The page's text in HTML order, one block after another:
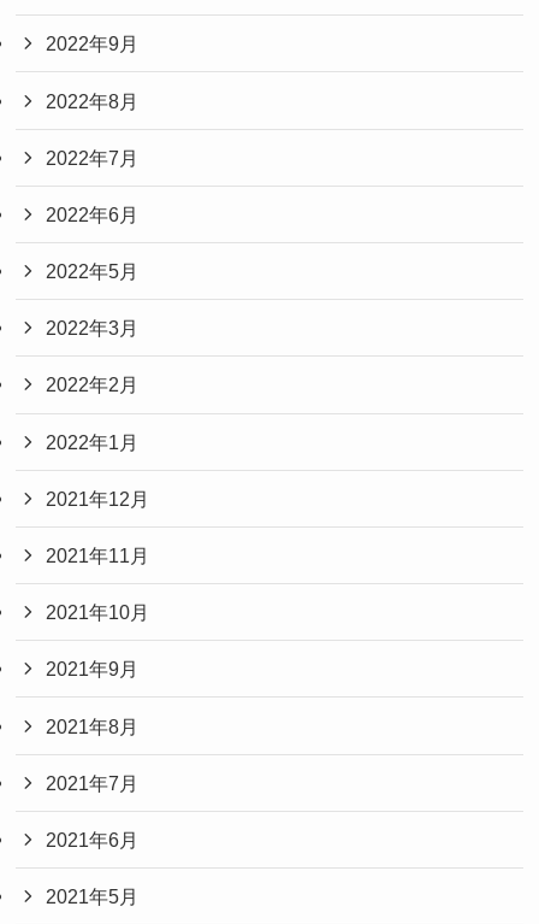
2022年9月
2022年8月
2022年7月
2022年6月
2022年5月
2022年3月
2022年2月
2022年1月
2021年12月
2021年11月
2021年10月
2021年9月
2021年8月
2021年7月
2021年6月
2021年5月